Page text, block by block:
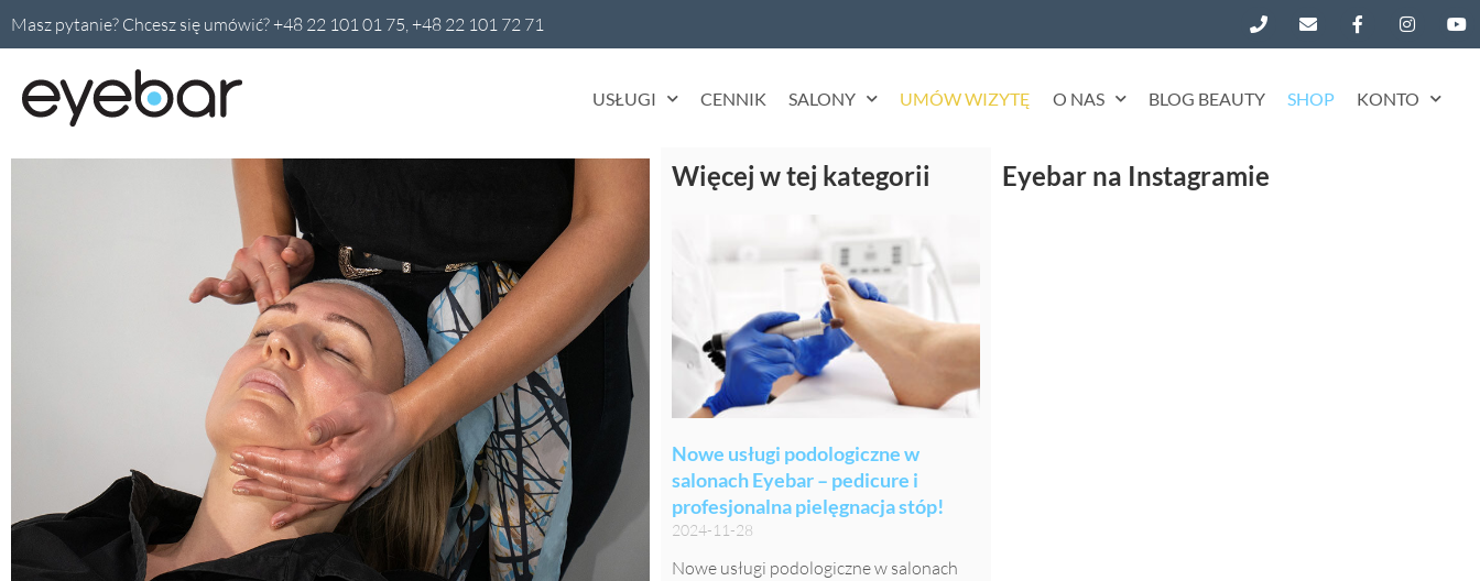
Masz pytanie? Chcesz się umówić? +48 22 101 01 75, +48 22 101 72 71
USŁUGI CENNIK SALONY UMÓW WIZYTĘ O NAS BLOG BEAUTY SHOP KONTO
Więcej w tej kategorii
Nowe usługi podologiczne w
salonach Eyebar – pedicure i
profesjonalna pielęgnacja stóp!
2024-11-28
Nowe usługi podologiczne w salonach
Eyebar na Instagramie